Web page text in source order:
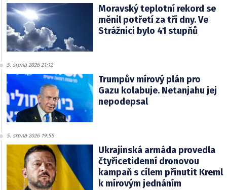
Moravský teplotní rekord se
měnil potřetí za tři dny. Ve
Strážnici bylo 41 stupňů
5. srpna 2026 21:12
Trumpův mírový plán pro
Gazu kolabuje. Netanjahu jej
nepodepsal
5. srpna 2026 19:55
Ukrajinská armáda provedla
čtyřicetidenní dronovou
kampaň s cílem přinutit Kreml
k mírovým jednáním